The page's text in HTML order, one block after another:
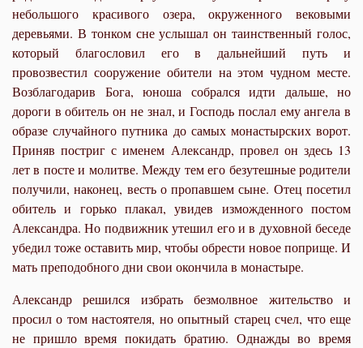
небольшого красивого озера, окруженного вековыми
деревьями. В тонком сне услышал он таинственный голос,
который благословил его в дальнейший путь и
провозвестил сооружение обители на этом чудном месте.
Возблагодарив Бога, юноша собрался идти дальше, но
дороги в обитель он не знал, и Господь послал ему ангела в
образе случайного путника до самых монастырских ворот.
Приняв постриг с именем Александр, провел он здесь 13
лет в посте и молитве. Между тем его безутешные родители
получили, наконец, весть о пропавшем сыне. Отец посетил
обитель и горько плакал, увидев изможденного постом
Александра. Но подвижник утешил его и в духовной беседе
убедил тоже оставить мир, чтобы обрести новое поприще. И
мать преподобного дни свои окончила в монастыре.
Александр решился избрать безмолвное жительство и
просил о том настоятеля, но опытный старец счел, что еще
не пришло время покидать братию. Однажды во время